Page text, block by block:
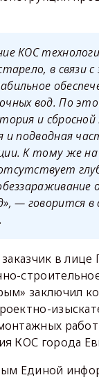
КОС
в связи
вод. По
и
и подводная
К тому же на
— говорится в
в лице
заключил
КОС города
Единой